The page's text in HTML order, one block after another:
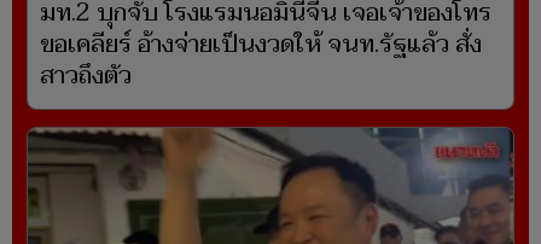
มท.2 บุกจับ โรงแรมนอมินีจีน เจอเจ้าของโทร
ขอเคลียร์ อ้างจ่ายเป็นงวดให้ จนท.รัฐแล้ว สั่ง
สาวถึงตัว